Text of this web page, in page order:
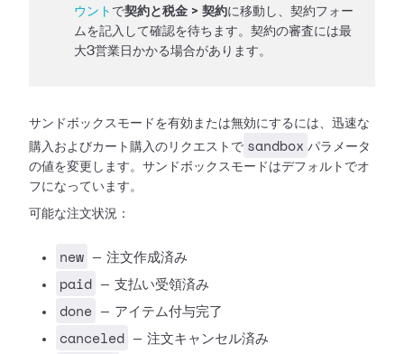
ウント で契約と税金 > 契約に移動し、契約フォー
ムを記入して確認を待ちます。契約の審査には最
大3営業日かかる場合があります。
サンドボックスモードを有効または無効にするには、迅速な
購入およびカート購入のリクエストで sandbox パラメータ
の値を変更します。サンドボックスモードはデフォルトでオ
フになっています。
可能な注文状況：
new — 注文作成済み
paid — 支払い受領済み
done — アイテム付与完了
canceled — 注文キャンセル済み